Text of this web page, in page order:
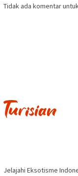
Tidak ada komentar
Jelajahi Eksotisme